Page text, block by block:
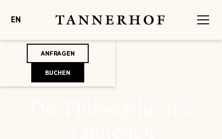
EN
ANFRAGEN
BUCHEN